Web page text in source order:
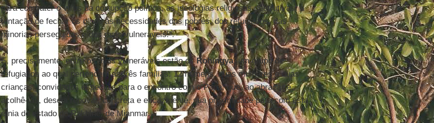
para combater o vírus da corrupção política, as ideologias religiosas destrutivas, a
tentação de fechar os olhos às necessidades dos pobres, dos refugiados, das
minorias perseguidas e dos mais vulneráveis!”.
E, precisamente, entre os mais vulneráveis estão osRohingya, um grupo de
refugiados ao qual pertencem as três famílias: 12 homens, duas mulheres e duas
crianças, convidados especiais para o encontro com o Papa, que, ao abraçar e
acolhê-las, deseja renovar, concreta e eficazmente, sua proximidade para com esta
etnia do estado de Rakhine, de Mianmar.